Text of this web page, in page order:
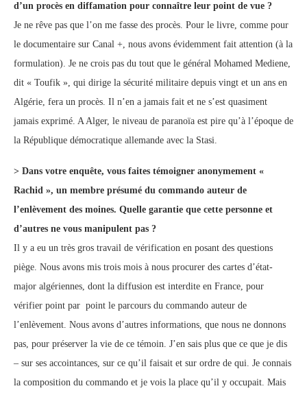
d’un procès en diffamation pour connaître leur point de vue ?
Je ne rêve pas que l’on me fasse des procès. Pour le livre, comme pour
le documentaire sur Canal +, nous avons évidemment fait attention (à la
formulation). Je ne crois pas du tout que le général Mohamed Mediene,
dit « Toufik », qui dirige la sécurité militaire depuis vingt et un ans en
Algérie, fera un procès. Il n’en a jamais fait et ne s’est quasiment
jamais exprimé. A Alger, le niveau de paranoïa est pire qu’à l’époque de
la République démocratique allemande avec la Stasi.
> Dans votre enquête, vous faites témoigner anonymement «
Rachid », un membre présumé du commando auteur de
l’enlèvement des moines. Quelle garantie que cette personne et
d’autres ne vous manipulent pas ?
Il y a eu un très gros travail de vérification en posant des questions
piège. Nous avons mis trois mois à nous procurer des cartes d’état-
major algériennes, dont la diffusion est interdite en France, pour
vérifier point par point le parcours du commando auteur de
l’enlèvement. Nous avons d’autres informations, que nous ne donnons
pas, pour préserver la vie de ce témoin. J’en sais plus que ce que je dis
– sur ses accointances, sur ce qu’il faisait et sur ordre de qui. Je connais
la composition du commando et je vois la place qu’il y occupait. Mais